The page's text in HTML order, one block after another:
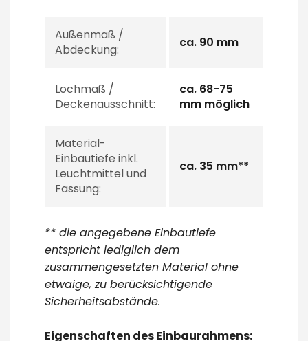
Außenmaß /
Abdeckung:
ca. 90 mm
Lochmaß /
Deckenausschnitt:
ca. 68-75
mm möglich
Material-
Einbautiefe inkl.
Leuchtmittel und
Fassung:
ca. 35 mm**
** die angegebene Einbautiefe
entspricht lediglich dem
zusammengesetzten Material ohne
etwaige, zu berücksichtigende
Sicherheitsabstände.
Eigenschaften des Einbaurahmens: